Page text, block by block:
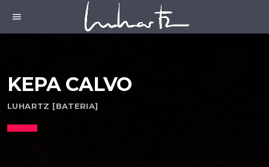
menu
KEPA CALVO
LUHARTZ [BATERIA]